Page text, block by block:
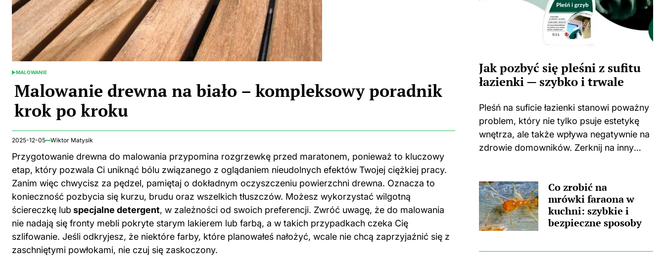
POSTED
MALOWANIE
Malowanie drewna na biało – kompleksowy poradnik
krok po kroku
2025-12-05 Wiktor Matysik
Przygotowanie drewna do malowania przypomina rozgrzewkę przed maratonem, ponieważ to kluczowy
etap, który pozwala Ci uniknąć bólu związanego z oglądaniem nieudolnych efektów Twojej ciężkiej pracy.
Zanim więc chwycisz za pędzel, pamiętaj o dokładnym oczyszczeniu powierzchni drewna. Oznacza to
konieczność pozbycia się kurzu, brudu oraz wszelkich tłuszczów. Możesz wykorzystać wilgotną
ściereczkę lub specjalne detergent, w zależności od swoich preferencji. Zwróć uwagę, że do malowania
nie nadają się fronty mebli pokryte starym lakierem lub farbą, a w takich przypadkach czeka Cię
szlifowanie. Jeśli odkryjesz, że niektóre farby, które planowałeś nałożyć, wcale nie chcą zaprzyjaźnić się z
zaschniętymi powłokami, nie czuj się zaskoczony.
Jak pozbyć się pleśni z sufitu
łazienki — szybko i trwale
Pleśń na suficie łazienki stanowi poważny
problem, który nie tylko psuje estetykę
wnętrza, ale także wpływa negatywnie na
zdrowie domowników. Zerknij na inny
ta nieprzyjemna towarzyszka? Główną
przyczyną...
Co zrobić na
mrówki faraona w
kuchni: szybkie i
bezpieczne sposoby